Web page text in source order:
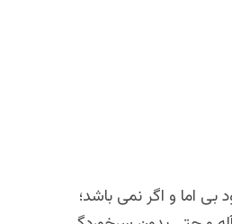
بی اما و اگر نمی باشد؛